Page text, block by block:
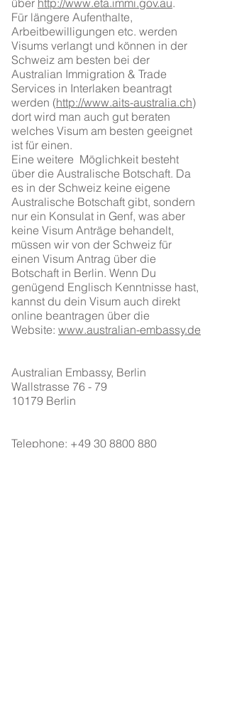
über http://www.eta.immi.gov.au.
Für längere Aufenthalte,
Arbeitbewilligungen etc. werden
Visums verlangt und können in der
Schweiz am besten bei der
Australian Immigration & Trade
Services in Interlaken beantragt
werden (http://www.aits-australia.ch)
dort wird man auch gut beraten
welches Visum am besten geeignet
ist für einen.
Eine weitere Möglichkeit besteht
über die Australische Botschaft. Da
es in der Schweiz keine eigene
Australische Botschaft gibt, sondern
nur ein Konsulat in Genf, was aber
keine Visum Anträge behandelt,
müssen wir von der Schweiz für
einen Visum Antrag über die
Botschaft in Berlin. Wenn Du
genügend Englisch Kenntnisse hast,
kannst du dein Visum auch direkt
online beantragen über die
Website: www.australian-embassy.de
Australian Embassy, Berlin
Wallstrasse 76 - 79
10179 Berlin
Telephone: +49 30 8800 880